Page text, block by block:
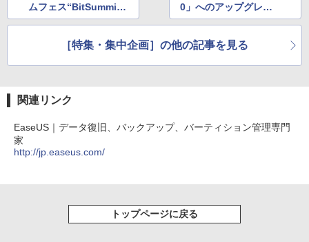
ムフェス“BitSummit 2
015”会場レポート
0」へのアップグレー
ド
［特集・集中企画］の他の記事を見る
関連リンク
EaseUS｜データ復旧、バックアップ、バーティション管理専門
家
http://jp.easeus.com/
トップページに戻る